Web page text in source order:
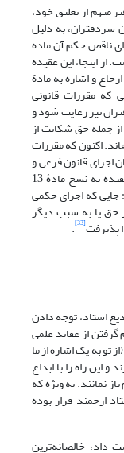
از تعلیق خود،
عقلی و منطقی حکم مادۀ 13 قانون سردفتران، به دلیل
اجرای ناقص حکم آن ماده
از این‏جا، این عقیده
مادۀ 13 یاد‏شده، با ارجاع و اشاره به مادة
که مقررات قانونی
نیز رعایت شود و
از جمله حق شکایت از
اکنون که مقررات
اجرای قانون فرعی و
ارجاع دهنده نیز از بین رفته است. درنتیجه، عقیده به نسخ مادۀ 13
که اجرای حکمی
یا به سبب دیگر
پذیرفت[33]
.
استاد، توجه دادن
گرفتن از عقاید علمی
تو به یک اشاره از ما
این راه را با ابداع
نمانند. به ویژه که
ارجمند قرار بوده
داد، خالصانه‌ترین